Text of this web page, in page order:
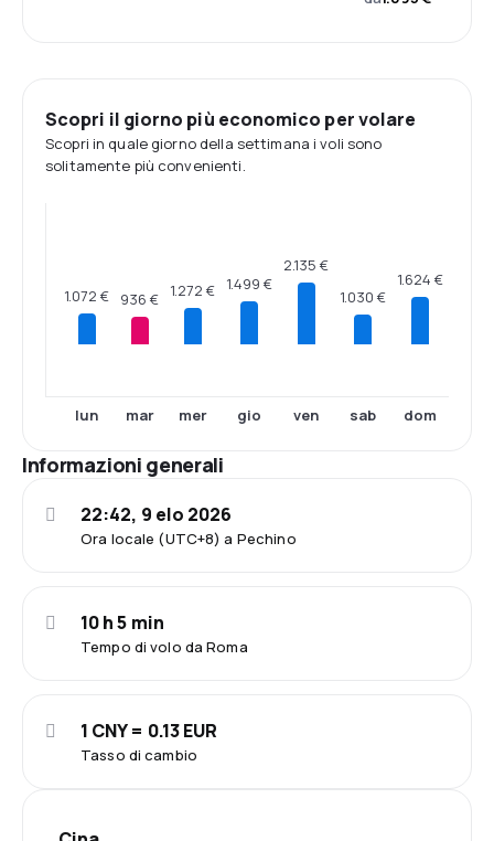
Scopri il giorno più economico per volare
Scopri in quale giorno della settimana i voli sono
solitamente più convenienti.
1.072 €
lun
936 €
mar
1.272 €
mer
1.499 €
gio
2.135 €
ven
1.030 €
sab
1.624 €
dom
Informazioni generali
Ora locale (UTC+8) a Pechino
22:42, 9 elo 2026
Tempo di volo da Roma
10 h 5 min
Tasso di cambio
1 CNY = 0.13 EUR